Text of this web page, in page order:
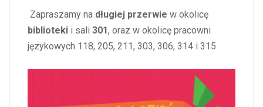
Zapraszamy na długiej przerwie w okolicę
biblioteki i sali 301, oraz w okolicę pracowni
językowych 118, 205, 211, 303, 306, 314 i 315